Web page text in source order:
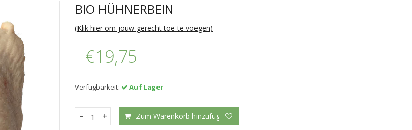
BIO HÜHNERBEIN
(Klik hier om jouw gerecht toe te voegen)
€19,75
Verfügbarkeit: Auf Lager
+
- Zum Warenkorb hinzufügen